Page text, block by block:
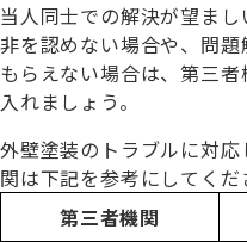
当人同士での解決が望ま
非を認めない場合や、問
もらえない場合は、第三
入れましょう。
外壁塗装のトラブルに対
関は下記を参考にしてくだ
第三者機関